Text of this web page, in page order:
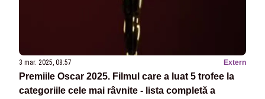
3 mar. 2025, 08:57 Extern
Premiile Oscar 2025. Filmul care a luat 5 trofee la
categoriile cele mai râvnite - lista completă a